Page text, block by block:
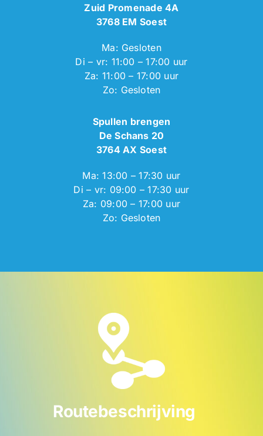
Zuid Promenade 4A
3768 EM Soest
Ma: Gesloten
Di – vr: 11:00 – 17:00 uur
Za: 11:00 – 17:00 uur
Zo: Gesloten
Spullen brengen
De Schans 20
3764 AX Soest
Ma: 13:00 – 17:30 uur
Di – vr: 09:00 – 17:30 uur
Za: 09:00 – 17:00 uur
Zo: Gesloten
Routebeschrijving